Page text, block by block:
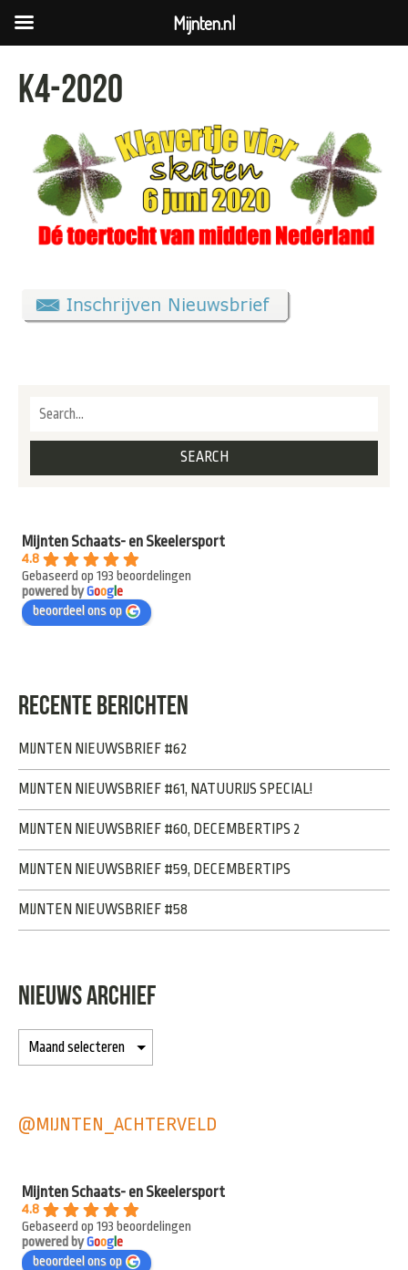
K4-2020
Mijnten Schaats- en Skeelersport
4.8
Gebaseerd op 193 beoordelingen
powered byGooge
beoordeel ons op
RECENTE BERICHTEN
MIJNTEN NIEUWSBRIEF #62
MIJNTEN NIEUWSBRIEF #61, NATUURIJS SPECIAL!
MIJNTEN NIEUWSBRIEF #60, DECEMBERTIPS 2
MIJNTEN NIEUWSBRIEF #59, DECEMBERTIPS
MIJNTEN NIEUWSBRIEF #58
NIEUWS ARCHIEF
@MIJNTEN_ACHTERVELD
Mijnten Schaats- en Skeelersport
4.8
Gebaseerd op 193 beoordelingen
powered byGooge
beoordeel ons op
Mijnten.nl